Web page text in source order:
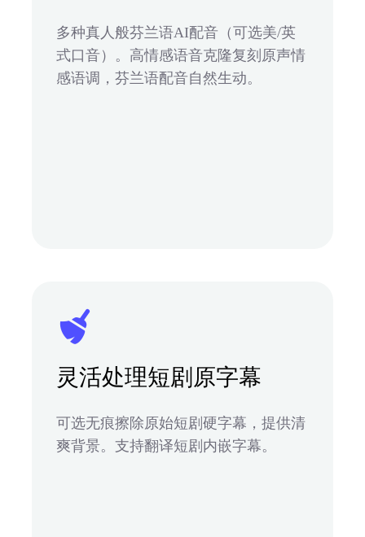
多种真人般芬兰语AI配音（可选美/英
式口音）。高情感语音克隆复刻原声情
感语调，芬兰语配音自然生动。
灵活处理短剧原字幕
可选无痕擦除原始短剧硬字幕，提供清
爽背景。支持翻译短剧内嵌字幕。